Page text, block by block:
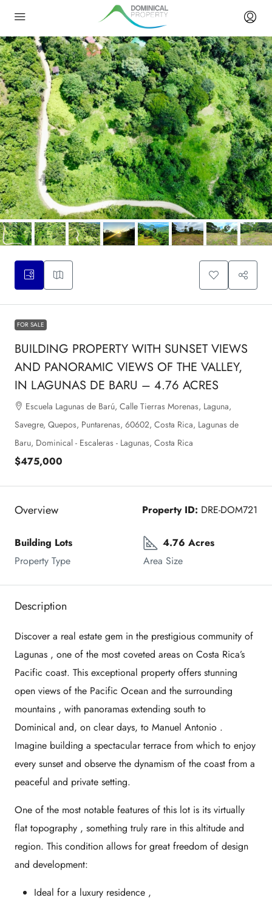
FOR SALE
BUILDING PROPERTY WITH SUNSET VIEWS
AND PANORAMIC VIEWS OF THE VALLEY,
IN LAGUNAS DE BARU – 4.76 ACRES
Escuela Lagunas de Barú, Calle Tierras Morenas, Laguna,
Savegre, Quepos, Puntarenas, 60602, Costa Rica, Lagunas de
Baru, Dominical - Escaleras - Lagunas, Costa Rica
$475,000
Overview Property ID: DRE-DOM721
Building Lots
Property Type
4.76 Acres
Area Size
Description
Discover a real estate gem in the prestigious community of
Lagunas , one of the most coveted areas on Costa Rica’s
Pacific coast. This exceptional property offers stunning
open views of the Pacific Ocean and the surrounding
mountains , with panoramas extending south to
Dominical and, on clear days, to Manuel Antonio .
Imagine building a spectacular terrace from which to enjoy
every sunset and observe the dynamism of the coast from a
peaceful and private setting.
One of the most notable features of this lot is its virtually
flat topography , something truly rare in this altitude and
region. This condition allows for great freedom of design
and development:
Ideal for a luxury residence ,